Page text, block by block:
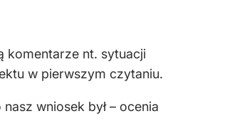
komentarze nt. sytuacji
w pierwszym czytaniu.
wniosek był – ocenia